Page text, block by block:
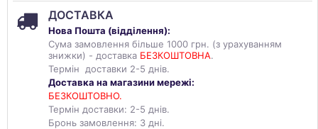
ДОСТАВКА
Нова Пошта (відділення):
Сума замовлення більше 1000 грн. (з урахуванням
знижки) - доставка БЕЗКОШТОВНА.
Термін доставки 2-5 днів.
Доставка на магазини мережі:
БЕЗКОШТОВНО.
Термін доставки: 2-5 днів.
Бронь замовлення: 3 дні.